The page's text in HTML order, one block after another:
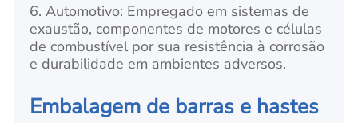
6. Automotivo: Empregado em sistemas de
exaustão, componentes de motores e células
de combustível por sua resistência à corrosão
e durabilidade em ambientes adversos.
Embalagem de barras e hastes